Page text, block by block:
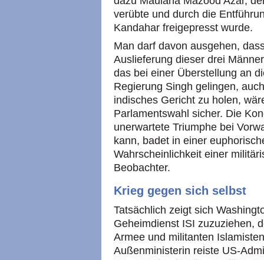
verübte und durch die
Kandahar freigepresst wurde.
Man darf davon ausgehen,
Auslieferung dieser drei
das bei einer Überstellung an
Regierung Singh gelingen,
indisches Gericht zu holen,
Parlamentswahl sicher. Die
unerwartete Triumphe bei
kann, badet in einer
Wahrscheinlichkeit einer
Beobachter.
Krieg gegen sich selbst
Tatsächlich zeigt sich
Geheimdienst ISI zuzuziehen,
Armee und militanten
Außenministerin reiste US-